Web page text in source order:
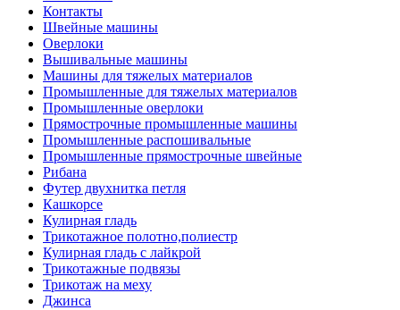
Контакты
Швейные машины
Оверлоки
Вышивальные машины
Машины для тяжелых материалов
Промышленные для тяжелых материалов
Промышленные оверлоки
Прямострочные промышленные машины
Промышленные распошивальные
Промышленные прямострочные швейные
Рибана
Футер двухнитка петля
Кашкорсе
Кулирная гладь
Трикотажное полотно,полиестр
Кулирная гладь с лайкрой
Трикотажные подвязы
Трикотаж на меху
Джинса